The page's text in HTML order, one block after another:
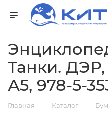
Танки.
А5, 978-5-
Главная — Каталог —